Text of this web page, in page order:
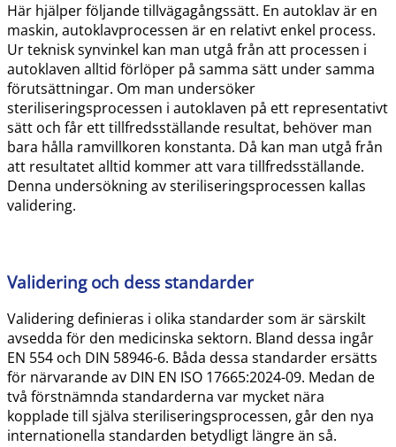
Här hjälper följande tillvägagångssätt. En autoklav är en
maskin, autoklavprocessen är en relativt enkel process.
Ur teknisk synvinkel kan man utgå från att processen i
autoklaven alltid förlöper på samma sätt under samma
förutsättningar. Om man undersöker
steriliseringsprocessen i autoklaven på ett representativt
sätt och får ett tillfredsställande resultat, behöver man
bara hålla ramvillkoren konstanta. Då kan man utgå från
att resultatet alltid kommer att vara tillfredsställande.
Denna undersökning av steriliseringsprocessen kallas
validering.
Validering och dess standarder
Validering definieras i olika standarder som är särskilt
avsedda för den medicinska sektorn. Bland dessa ingår
EN 554 och DIN 58946-6. Båda dessa standarder ersätts
för närvarande av DIN EN ISO 17665:2024-09. Medan de
två förstnämnda standarderna var mycket nära
kopplade till själva steriliseringsprocessen, går den nya
internationella standarden betydligt längre än så.